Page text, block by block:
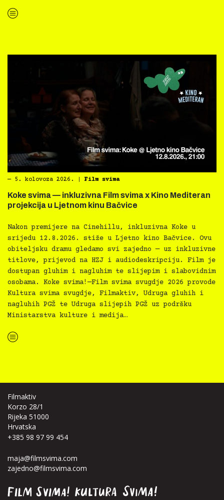
“Kino Mediteran i Film svima nastavljaju inkluzivnu turneju na Hvaru”
― 5. kolovoza 2026. Film svima
Koke svima — inkluzivna Film svima x Kino Mediteran
projekcija u Ljetnom kinu Bačvice
Nakon premijere na Cinehillu, inkluzivna Koke u
srijedu 12.8.2026. stiže u Ljetno kino Bačvice. Ovu
obiteljsku dramu gledamo svi zajedno — uz inkluzivne
titlove, prijevod na HZJ i audiodeskripciju. Film je
dostupan gluhim i nagluhim te slijepim i slabovidnim
osobama. Koke svima!—Film svima svugdje 2026 provode
Kultura svima svugdje, Filmaktiv, Udruga gluhih i
nagluhih PGŽ te Udruga slijepih PGŽ uz podršku
Ministarstva kulture i medija…
“Koke svima — inkluzivna Film svima x Kino Mediteran projekcija u Ljetnom kinu Bačvice”
Filmaktiv
Korzo 28/1
Rijeka 51000
Hrvatska
+385 98 97 99 454
maja@filmsvima.com
zajedno@filmsvima.com